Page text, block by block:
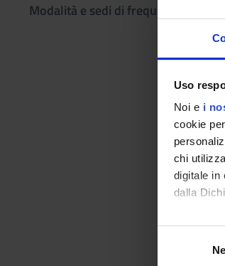
Uso
Noi e i
cookie
chi
digitale in
dalla
Con il tuo
Modalità e sedi di frequenza